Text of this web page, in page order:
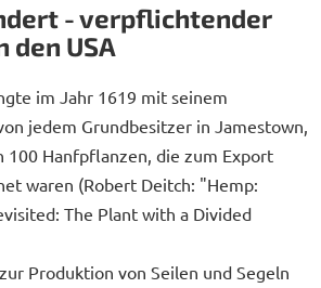
- verpflichtender
den USA
im Jahr 1619 mit seinem
jedem Grundbesitzer in Jamestown,
100 Hanfpflanzen, die zum Export
waren (Robert Deitch: "Hemp:
The Plant with a Divided
Produktion von Seilen und Segeln